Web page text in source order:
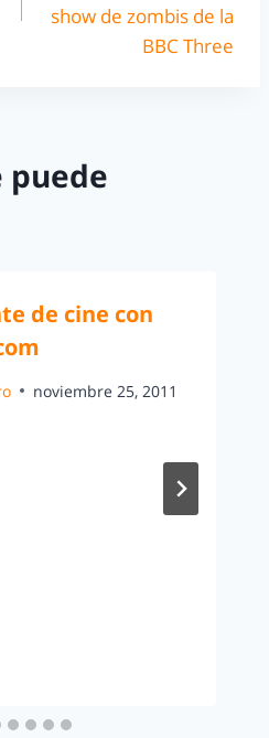
show de zombis de la
BBC Three
puede
de cine con
noviembre 25, 2011